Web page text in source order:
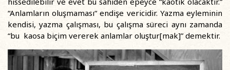
“Anlamların oluşmaması“ endişe vericidir. Yazma eyleminin
kendisi, yazma çalışması, bu çalışma süreci aynı zamanda
“bu kaosa biçim vererek anlamlar oluştur[mak]” demektir.